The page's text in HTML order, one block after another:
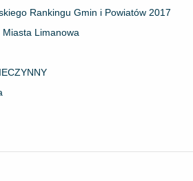
Rankingu Gmin i Powiatów 2017
Miasta Limanowa